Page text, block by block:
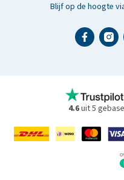
Blijf op de hoogte
4.6uit 5